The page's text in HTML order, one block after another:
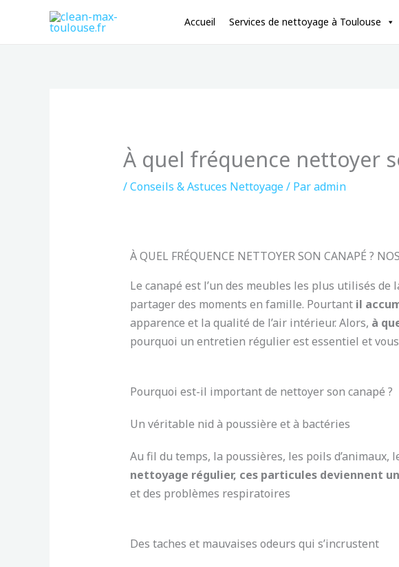
Accueil Services de nettoyage à Toulouse
À quel fréquence nettoyer
/Conseils & Astuces Nettoyage/ Paradmin
À QUEL FRÉQUENCE NETTOYER SON CANAPÉ ?
Le canapé est l’un des meubles les plus utilisés
partager des moments en famille. Pourtantil
apparence et la qualité de l’air intérieur. Alors, à
pourquoi un entretien régulier est essentiel et
Pourquoi est-il important de nettoyer son canapé ?
Un véritable nid à poussière et à bactéries
Au fil du temps, la poussières, les poils d’animaux,
nettoyage régulier, ces particules deviennent
et des problèmes respiratoires
Des taches et mauvaises odeurs qui s’incrustent